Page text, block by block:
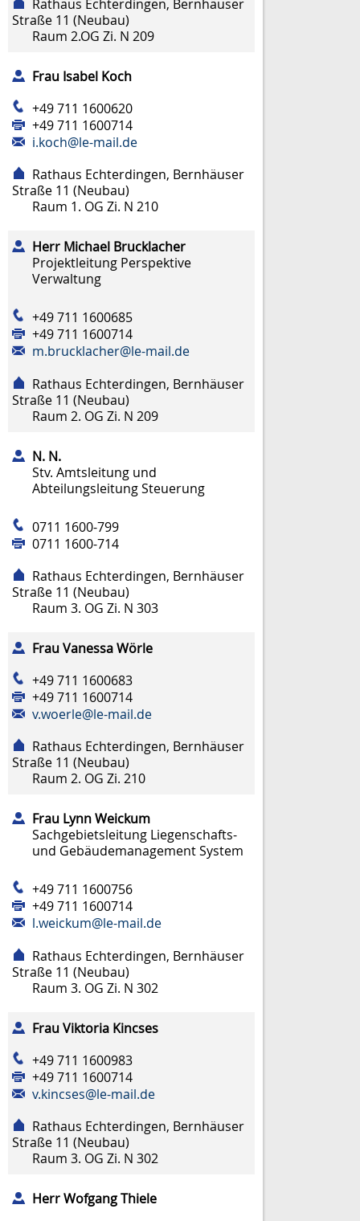
Rathaus Echterdingen, Bernhäuser
Straße 11 (Neubau)
Raum 2.OG Zi. N 209
Frau Isabel Koch
+49 711 1600620
+49 711 1600714
i.koch@le-mail.de
Rathaus Echterdingen, Bernhäuser
Straße 11 (Neubau)
Raum 1. OG Zi. N 210
Herr Michael Brucklacher
Projektleitung Perspektive
Verwaltung
+49 711 1600685
+49 711 1600714
m.brucklacher@le-mail.de
Rathaus Echterdingen, Bernhäuser
Straße 11 (Neubau)
Raum 2. OG Zi. N 209
N. N.
Stv. Amtsleitung und
Abteilungsleitung Steuerung
0711 1600-799
0711 1600-714
Rathaus Echterdingen, Bernhäuser
Straße 11 (Neubau)
Raum 3. OG Zi. N 303
FrauVanessaWörle
+49 711 1600683
+49 711 1600714
v.woerle@le-mail.de
Rathaus Echterdingen, Bernhäuser
Straße 11 (Neubau)
Raum 2. OG Zi. 210
Frau LynnWeickum
Sachgebietsleitung Liegenschafts-
und Gebäudemanagement System
+49 711 1600756
+49 711 1600714
l.weickum@le-mail.de
Rathaus Echterdingen, Bernhäuser
Straße 11 (Neubau)
Raum 3. OG Zi. N 302
FrauViktoria Kincses
+49 711 1600983
+49 711 1600714
v.kincses@le-mail.de
Rathaus Echterdingen, Bernhäuser
Straße 11 (Neubau)
Raum 3. OG Zi. N 302
HerrWofgangThiele